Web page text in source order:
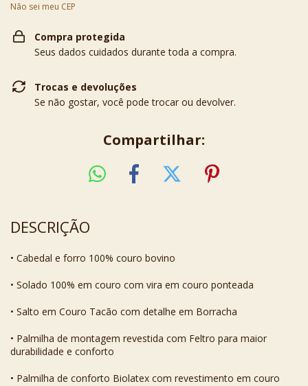
Não sei meu CEP
Compra protegida
Seus dados cuidados durante toda a compra.
Trocas e devoluções
Se não gostar, você pode trocar ou devolver.
Compartilhar:
DESCRIÇÃO
• Cabedal e forro 100% couro bovino
• Solado 100% em couro com vira em couro ponteada
• Salto em Couro Tacão com detalhe em Borracha
• Palmilha de montagem revestida com Feltro para maior
durabilidade e conforto
• Palmilha de conforto Biolatex com revestimento em couro